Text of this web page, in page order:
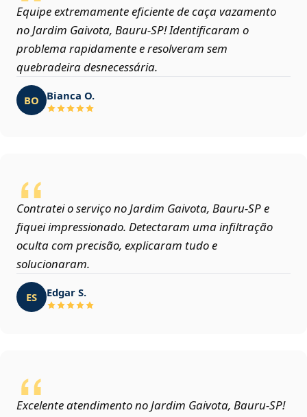
Equipe extremamente eficiente de caça vazamento
no Jardim Gaivota, Bauru‑SP! Identificaram o
problema rapidamente e resolveram sem
quebradeira desnecessária.
BO Bianca O.
Contratei o serviço no Jardim Gaivota, Bauru‑SP e
fiquei impressionado. Detectaram uma infiltração
oculta com precisão, explicaram tudo e
solucionaram.
ES Edgar S.
Excelente atendimento no Jardim Gaivota, Bauru‑SP!